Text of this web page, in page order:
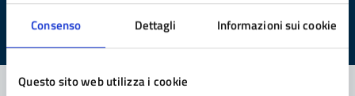
Consenso Dettagli Informazioni sui cookie
Questo sito web utilizza i cookie
Valuta da 1 a 5 stelle la pagina
Valuta 5 stelle su 5
Valuta 4 stelle su 5
Valuta 3 stelle su 5
Valuta 2 stelle su 5
Valuta 1 stelle su 5